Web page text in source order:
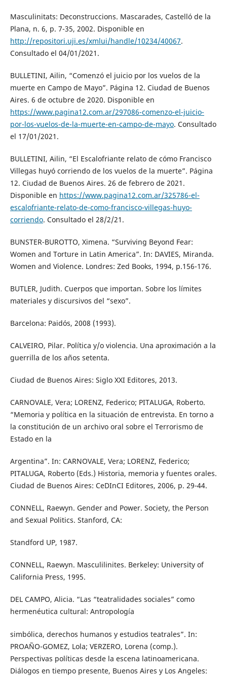
Masculinitats: Deconstruccions. Mascarades, Castelló de la
Plana, n. 6, p. 7-35, 2002. Disponible en
http://repositori.uji.es/xmlui/handle/10234/40067.
Consultado el 04/01/2021.
BULLETINI, Ailin, “Comenzó el juicio por los vuelos de la
muerte en Campo de Mayo”. Página 12. Ciudad de Buenos
Aires. 6 de octubre de 2020. Disponible en
https://www.pagina12.com.ar/297086-comenzo-el-juicio-
por-los-vuelos-de-la-muerte-en-campo-de-mayo. Consultado
el 17/01/2021.
BULLETINI, Ailin, “El Escalofriante relato de cómo Francisco
Villegas huyó corriendo de los vuelos de la muerte”. Página
12. Ciudad de Buenos Aires. 26 de febrero de 2021.
Disponible en https://www.pagina12.com.ar/325786-el-
escalofriante-relato-de-como-francisco-villegas-huyo-
corriendo. Consultado el 28/2/21.
BUNSTER-BUROTTO, Ximena. “Surviving Beyond Fear:
Women and Torture in Latin America”. In: DAVIES, Miranda.
Women and Violence. Londres: Zed Books, 1994, p.156-176.
BUTLER, Judith. Cuerpos que importan. Sobre los límites
materiales y discursivos del “sexo”.
Barcelona: Paidós, 2008 (1993).
CALVEIRO, Pilar. Política y/o violencia. Una aproximación a la
guerrilla de los años setenta.
Ciudad de Buenos Aires: Siglo XXI Editores, 2013.
CARNOVALE, Vera; LORENZ, Federico; PITALUGA, Roberto.
“Memoria y política en la situación de entrevista. En torno a
la constitución de un archivo oral sobre el Terrorismo de
Estado en la
Argentina”. In: CARNOVALE, Vera; LORENZ, Federico;
PITALUGA, Roberto (Eds.) Historia, memoria y fuentes orales.
Ciudad de Buenos Aires: CeDInCI Editores, 2006, p. 29-44.
CONNELL, Raewyn. Gender and Power. Society, the Person
and Sexual Politics. Stanford, CA:
Standford UP, 1987.
CONNELL, Raewyn. Masculilinites. Berkeley: University of
California Press, 1995.
DEL CAMPO, Alicia. “Las “teatralidades sociales” como
hermenéutica cultural: Antropología
simbólica, derechos humanos y estudios teatrales”. In:
PROAÑO-GOMEZ, Lola; VERZERO, Lorena (comp.).
Perspectivas políticas desde la escena latinoamericana.
Diálogos en tiempo presente, Buenos Aires y Los Angeles: